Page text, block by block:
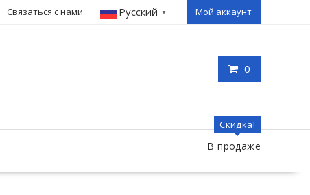
Связаться с нами Русский ▼ Мой аккаунт
0
Скидка!
В продаже